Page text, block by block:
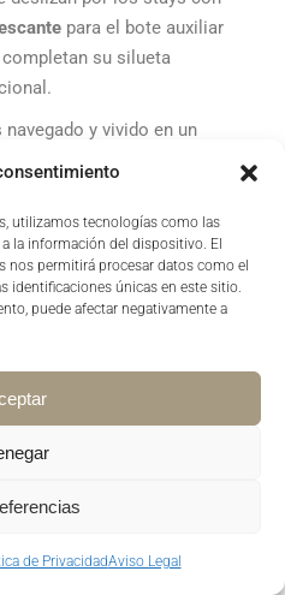
utilizamos tecnologías como las
la información del dispositivo. El
permitirá procesar datos como el
identificaciones únicas en este sitio.
puede afectar negativamente a
de PrivacidadAviso Legal
para el bote auxiliar
su silueta
navegado y vivido en un
Con su aparejo arcaico,
adaptándonos al
a las exigencias… pero